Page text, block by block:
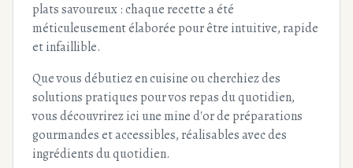
plats savoureux : chaque recette a été
méticuleusement élaborée pour être intuitive, rapide
et infaillible.
Que vous débutiez en cuisine ou cherchiez des
solutions pratiques pour vos repas du quotidien,
vous découvrirez ici une mine d'or de préparations
gourmandes et accessibles, réalisables avec des
ingrédients du quotidien.